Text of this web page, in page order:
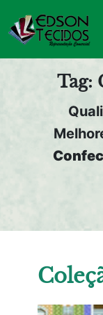
Pular
para
o
conteúdoTag: